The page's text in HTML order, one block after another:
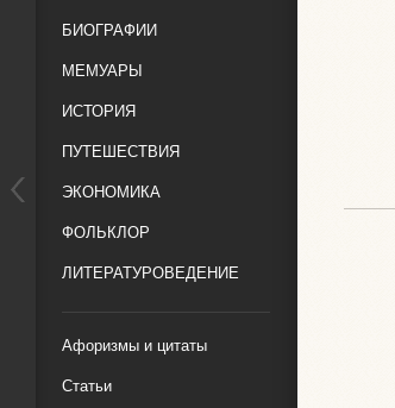
БИОГРАФИИ
МЕМУАРЫ
ИСТОРИЯ
ПУТЕШЕСТВИЯ
ЭКОНОМИКА
ФОЛЬКЛОР
ЛИТЕРАТУРОВЕДЕНИЕ
Афоризмы и цитаты
Статьи